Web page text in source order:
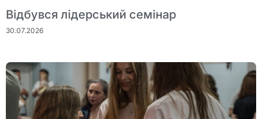
Відбувся лідерський семінар
30.07.2026